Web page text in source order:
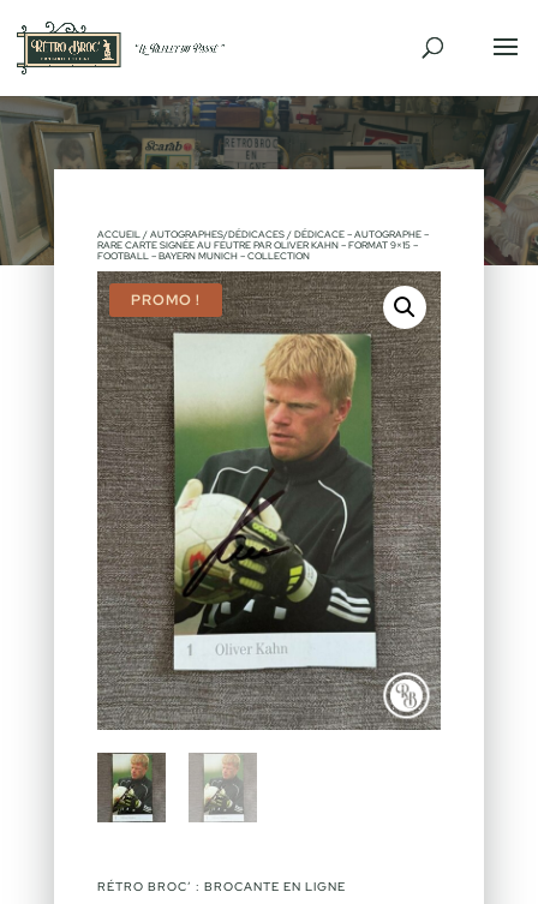
ACCUEIL/ AUTOGRAPHES/DÉDICACES/ DÉDICACE – AUTOGRAPHE –
RARE CARTE SIGNÉE AU FEUTRE PAR OLIVER KAHN – FORMAT 9×15 –
FOOTBALL – BAYERN MUNICH – COLLECTION
PROMO !
RÉTRO BROC’ : BROCANTE EN LIGNE